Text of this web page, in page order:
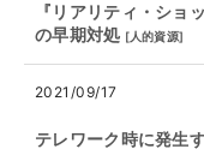
『リアリティ・ショ
の早期対処 [人的資源]
2021/09/17
テレワーク時に発生